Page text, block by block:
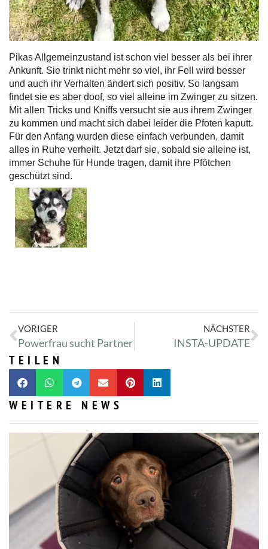
Pikas Allgemeinzustand ist schon viel besser als bei ihrer
Ankunft. Sie trinkt nicht mehr so viel, ihr Fell wird besser
und auch ihr Verhalten ändert sich positiv. So langsam
findet sie es aber doof, so viel alleine im Zwinger zu sitzen.
Mit allen Tricks und Kniffs versucht sie aus ihrem Zwinger
zu kommen und macht sich dabei leider die Pfoten kaputt.
Für den Anfang wurden diese einfach verbunden, damit
alles in Ruhe verheilt. Jetzt darf sie, sobald sie alleine ist,
immer Schuhe für Hunde tragen, damit ihre Pfötchen
geschützt sind.
VORIGER
Powerfrau sucht Partner
NÄCHSTER
INSTA-UPDATE
TEILEN
WEITERE NEWS